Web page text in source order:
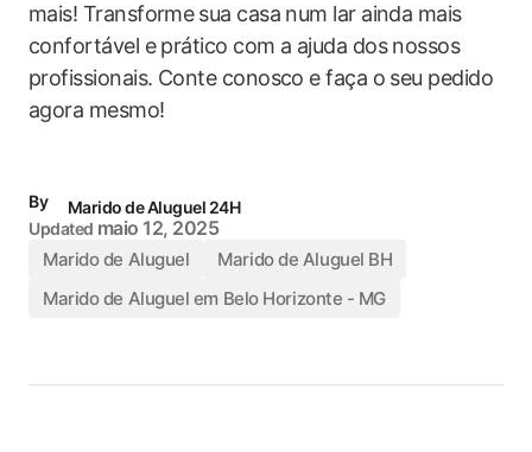
mais! Transforme⁣ sua casa num lar ainda mais
confortável e ​prático com a ajuda dos nossos
profissionais. Conte conosco e‍ faça o seu pedido
agora mesmo!
By
Marido de Aluguel 24H
Updated maio 12, 2025
Marido de Aluguel
Marido de Aluguel BH
Marido de Aluguel em Belo Horizonte - MG